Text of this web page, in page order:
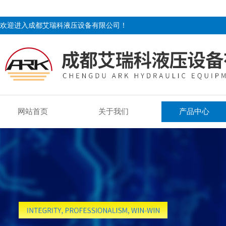
欢迎进入成都艾瑞科液压设备有限公司！
网站首页 关于我们 产品中心